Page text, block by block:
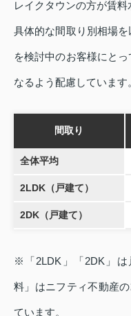
レイクタウンの方が賃料
具体的な間取り別相場
を検討中のお客様にと
なるよう配慮しています
間取り
全体平均
2LDK（戸建て）
2DK（戸建て）
※「2LDK」「2DK」
料」はニフティ不動産
ています。